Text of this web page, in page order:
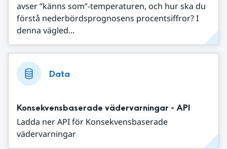
avser ”känns som”-temperaturen, och hur ska du
förstå nederbördsprognosens procentsiffror? I
denna vägled...
Data
Konsekvensbaserade vädervarningar - API
Ladda ner API för Konsekvensbaserade
vädervarningar